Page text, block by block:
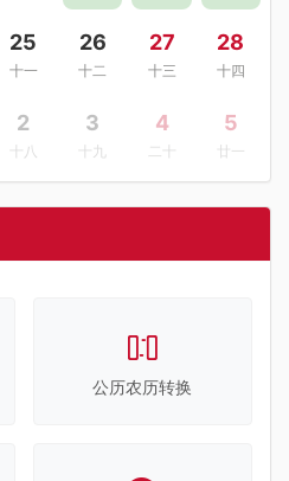
25
十一
26
十二
27
十三
28
十四
2
十八
3
十九
4
二十
5
廿一
公历农历转换